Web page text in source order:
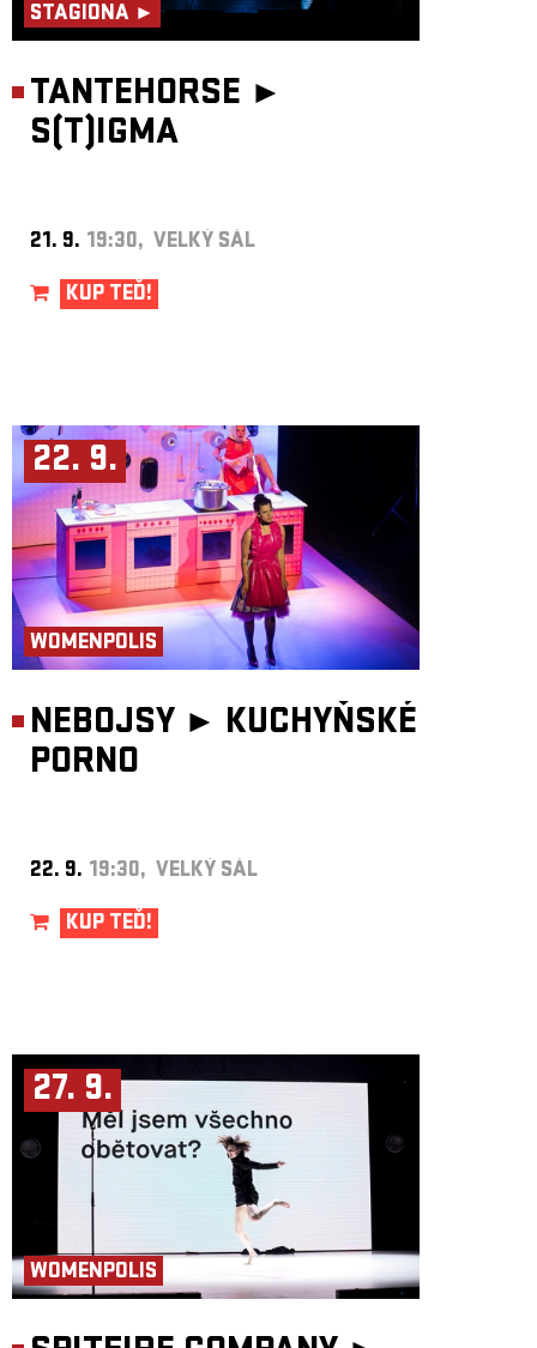
STAGIONA ►
TANTEHORSE ►
S(T)IGMA
21. 9. 19:30, VELKÝ SÁL
KUP TEĎ!
22. 9.
WOMENPOLIS
NEBOJSY ► KUCHYŇSKÉ
PORNO
22. 9. 19:30, VELKÝ SÁL
KUP TEĎ!
27. 9.
WOMENPOLIS